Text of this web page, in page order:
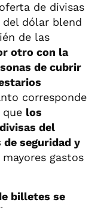
de divisas
dólar blend
de las
otro con la
de cubrir
corresponde
los
del
seguridad y
gastos
billetes se